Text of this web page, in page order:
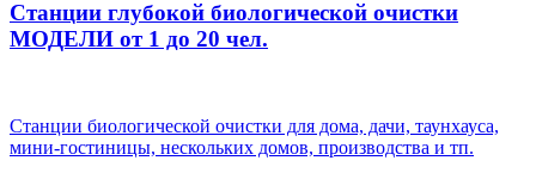
Станции глубокой биологической очистки
МОДЕЛИ от 1 до 20 чел.
Станции биологической очистки для дома, дачи, таунхауса,
мини-гостиницы, нескольких домов, производства и тп.